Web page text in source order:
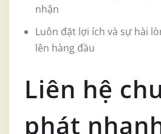
nhận
Luôn đặt lợi ích và sự hài
lên hàng đầu
Liên hệ
phát